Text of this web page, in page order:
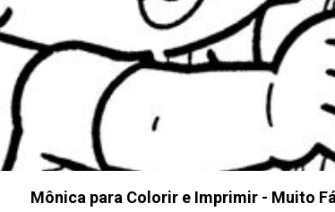
Mônica para Colorir e Imprimir - Muito